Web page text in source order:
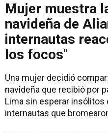
Mujer muestra
navideña de
internautas
los focos"
Una mujer decidió
navideña que recibió por
Lima sin esperar
internautas que